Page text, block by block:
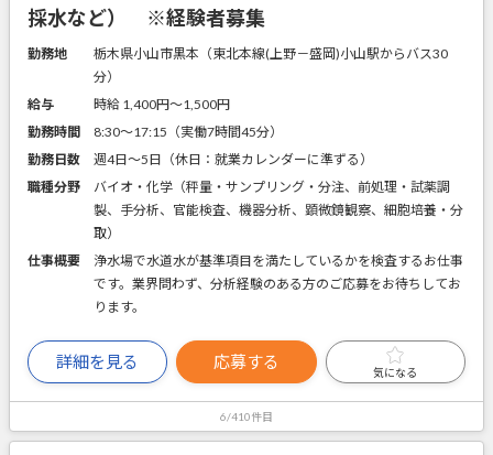
採水など） ※経験者募集
勤務地
栃木県小山市黒本（東北本線(上野－盛岡)小山駅からバス30
分）
給与
時給 1,400円〜1,500円
勤務時間
8:30～17:15（実働7時間45分）
勤務日数
週4日～5日（休日：就業カレンダーに準ずる）
職種分野
バイオ・化学（秤量・サンプリング・分注、前処理・試薬調
製、手分析、官能検査、機器分析、顕微鏡観察、細胞培養・分
取）
仕事概要
浄水場で水道水が基準項目を満たしているかを検査するお仕事
です。業界問わず、分析経験のある方のご応募をお待ちしてお
ります。
詳細を見る 応募する
気になる
6/410件目